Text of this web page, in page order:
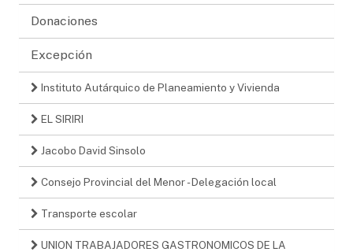
Donaciones
Excepción
Instituto Autárquico de Planeamiento y Vivienda
EL SIRIRI
Jacobo David Sinsolo
Consejo Provincial del Menor - Delegación local
Transporte escolar
UNION TRABAJADORES GASTRONOMICOS DE LA